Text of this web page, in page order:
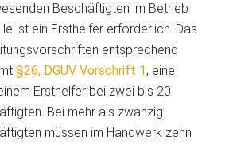
Beschäftigten im Betrieb
ist ein Ersthelfer erforderlich. Das
entsprechend
§26, DGUV Vorschrift 1 , eine
Ersthelfer bei zwei bis 20
Bei mehr als zwanzig
müssen im Handwerk zehn